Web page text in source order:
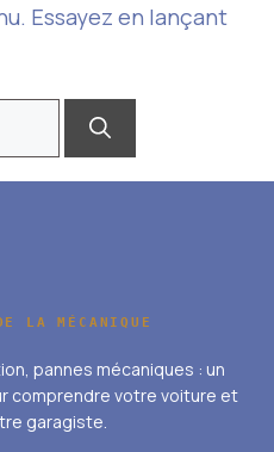
Essayez en lançant
LA MÉCANIQUE
pannes mécaniques : un
comprendre votre voiture et
garagiste.